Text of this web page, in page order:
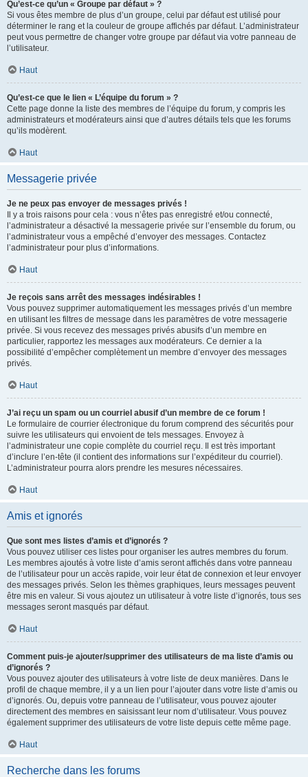
Qu’est-ce qu’un « Groupe par défaut » ?
Si vous êtes membre de plus d’un groupe, celui par défaut est utilisé pour
déterminer le rang et la couleur de groupe affichés par défaut. L’administrateur
peut vous permettre de changer votre groupe par défaut via votre panneau de
l’utilisateur.
Haut
Qu’est-ce que le lien « L’équipe du forum » ?
Cette page donne la liste des membres de l’équipe du forum, y compris les
administrateurs et modérateurs ainsi que d’autres détails tels que les forums
qu’ils modèrent.
Haut
Messagerie privée
Je ne peux pas envoyer de messages privés !
Il y a trois raisons pour cela : vous n’êtes pas enregistré et/ou connecté,
l’administrateur a désactivé la messagerie privée sur l’ensemble du forum, ou
l’administrateur vous a empêché d’envoyer des messages. Contactez
l’administrateur pour plus d’informations.
Haut
Je reçois sans arrêt des messages indésirables !
Vous pouvez supprimer automatiquement les messages privés d’un membre
en utilisant les filtres de message dans les paramètres de votre messagerie
privée. Si vous recevez des messages privés abusifs d’un membre en
particulier, rapportez les messages aux modérateurs. Ce dernier a la
possibilité d’empêcher complètement un membre d’envoyer des messages
privés.
Haut
J’ai reçu un spam ou un courriel abusif d’un membre de ce forum !
Le formulaire de courrier électronique du forum comprend des sécurités pour
suivre les utilisateurs qui envoient de tels messages. Envoyez à
l’administrateur une copie complète du courriel reçu. Il est très important
d’inclure l’en-tête (il contient des informations sur l’expéditeur du courriel).
L’administrateur pourra alors prendre les mesures nécessaires.
Haut
Amis et ignorés
Que sont mes listes d’amis et d’ignorés ?
Vous pouvez utiliser ces listes pour organiser les autres membres du forum.
Les membres ajoutés à votre liste d’amis seront affichés dans votre panneau
de l’utilisateur pour un accès rapide, voir leur état de connexion et leur envoyer
des messages privés. Selon les thèmes graphiques, leurs messages peuvent
être mis en valeur. Si vous ajoutez un utilisateur à votre liste d’ignorés, tous ses
messages seront masqués par défaut.
Haut
Comment puis-je ajouter/supprimer des utilisateurs de ma liste d’amis ou
d’ignorés ?
Vous pouvez ajouter des utilisateurs à votre liste de deux manières. Dans le
profil de chaque membre, il y a un lien pour l’ajouter dans votre liste d’amis ou
d’ignorés. Ou, depuis votre panneau de l’utilisateur, vous pouvez ajouter
directement des membres en saisissant leur nom d’utilisateur. Vous pouvez
également supprimer des utilisateurs de votre liste depuis cette même page.
Haut
Recherche dans les forums